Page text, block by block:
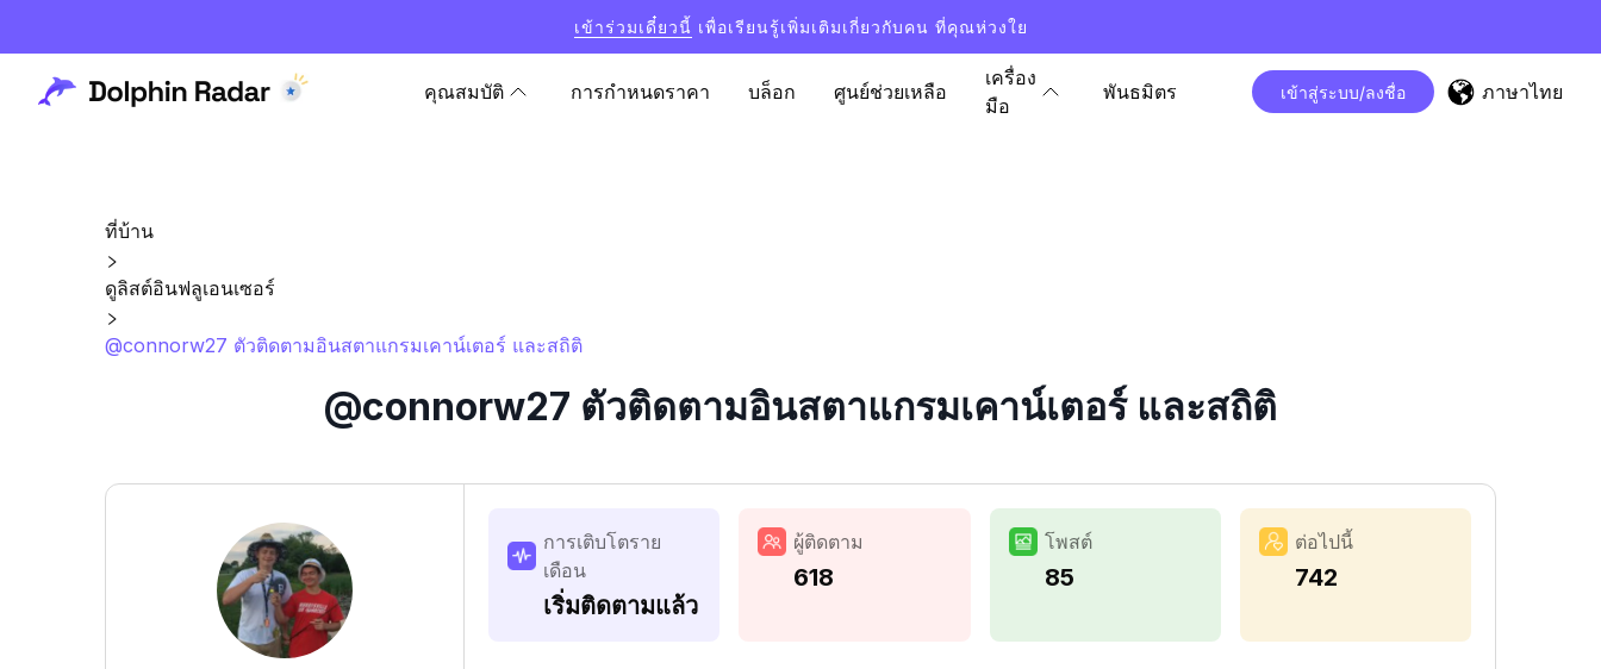
เข้าร่วมเดี๋ยวนี้ เพื่อเรียนรู้เพิ่มเติมเกี่ยวกับคน ที่คุณห่วงใย
คุณสมบัติ การกำหนดราคา บล็อก ศูนย์ช่วยเหลือ
เครื่อง
มือ
พันธมิตร เข้าสู่ระบบ/ลงชื่อ ภาษาไทย
ที่บ้าน
ดูลิสต์อินฟลูเอนเซอร์
@connorw27 ตัวติดตามอินสตาแกรมเคาน์เตอร์ และสถิติ
@connorw27 ตัวติดตามอินสตาแกรมเคาน์เตอร์ และสถิติ
การเติบโตราย
เดือน
เริ่มติดตามแล้ว
ผู้ติดตาม
618
โพสต์
85
ต่อไปนี้
742